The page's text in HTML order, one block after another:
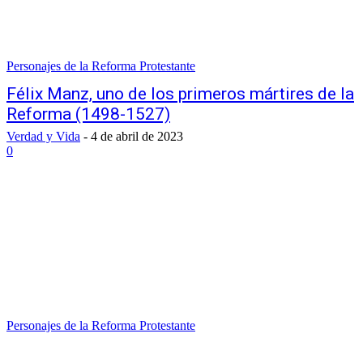
Personajes de la Reforma Protestante
Félix Manz, uno de los primeros mártires de la
Reforma (1498-1527)
Verdad y Vida - 4 de abril de 2023
0
Personajes de la Reforma Protestante